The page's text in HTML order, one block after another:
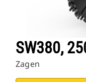
SW380,
Zagen